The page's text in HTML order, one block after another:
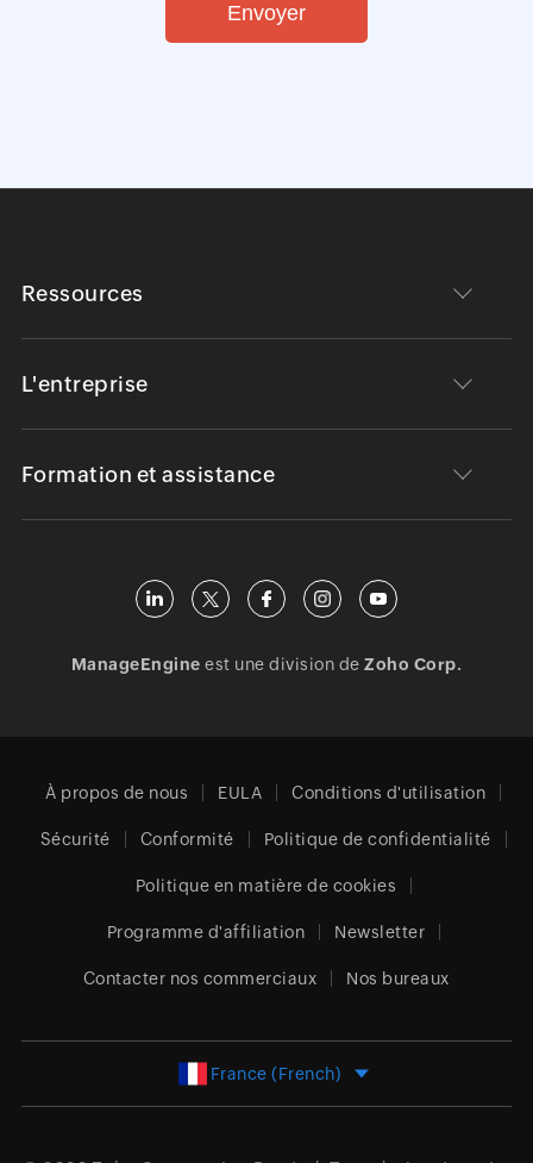
Envoyer
Ressources
L'entreprise
Formation et assistance
ManageEngine est une division deZoho Corp.
À propos de nous EULA Conditions d'utilisation
Sécurité Conformité Politique de confidentialité
Politique en matière de cookies
Programme d'affiliation Newsletter
Contacter nos commerciaux Nos bureaux
France (French)